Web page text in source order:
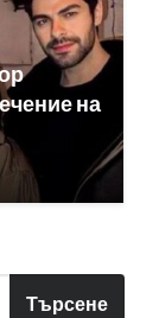
на
Търсене